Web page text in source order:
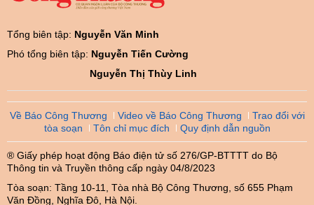
Tổng biên tập: Nguyễn Văn Minh
Phó tổng biên tập: Nguyễn Tiến Cường
Nguyễn Thị Thùy Linh
Về Báo Công Thương Video về Báo Công Thương
Trao đổi với
tòa soạn
Tôn chỉ mục đích Quy định dẫn nguồn
® Giấy phép hoạt động Báo điện tử số 276/GP-BTTTT do Bộ
Thông tin và Truyền thông cấp ngày 04/8/2023
Tòa soạn: Tầng 10-11, Tòa nhà Bộ Công Thương, số 655 Phạm
Văn Đồng, Nghĩa Đô, Hà Nội.